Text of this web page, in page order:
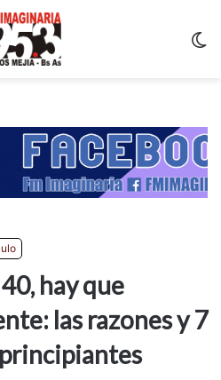
hay que
las razones y 7